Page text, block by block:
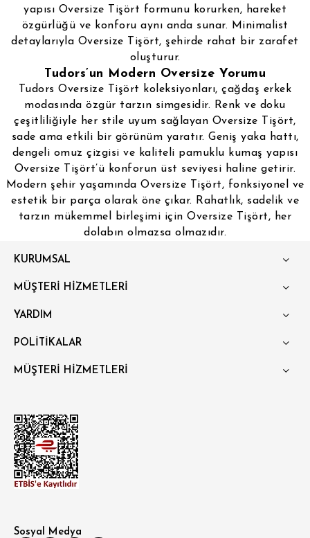
yapısı Oversize Tişört formunu korurken, hareket
özgürlüğü ve konforu aynı anda sunar. Minimalist
detaylarıyla Oversize Tişört, şehirde rahat bir zarafet
oluşturur.
Tudors’un Modern Oversize Yorumu
Tudors Oversize Tişört koleksiyonları, çağdaş erkek
modasında özgür tarzın simgesidir. Renk ve doku
çeşitliliğiyle her stile uyum sağlayan Oversize Tişört,
sade ama etkili bir görünüm yaratır. Geniş yaka hattı,
dengeli omuz çizgisi ve kaliteli pamuklu kumaş yapısı
Oversize Tişört’ü konforun üst seviyesi haline getirir.
Modern şehir yaşamında Oversize Tişört, fonksiyonel ve
estetik bir parça olarak öne çıkar. Rahatlık, sadelik ve
tarzın mükemmel birleşimi için Oversize Tişört, her
dolabın olmazsa olmazıdır.
KURUMSAL
MÜŞTERİ HİZMETLERİ
YARDIM
POLİTİKALAR
MÜŞTERİ HİZMETLERİ
Sosyal Medya